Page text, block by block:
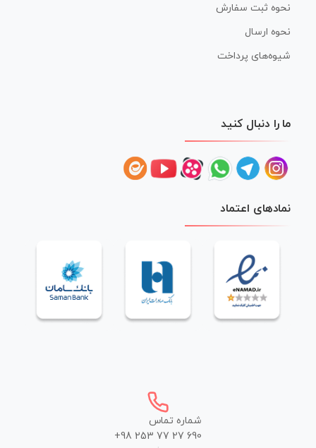
نحوه ثبت سفارش
نحوه ارسال
شیوه‌های پرداخت
ما را دنبال کنید
نمادهای اعتماد
شماره تماس
+98 253 77 27 690